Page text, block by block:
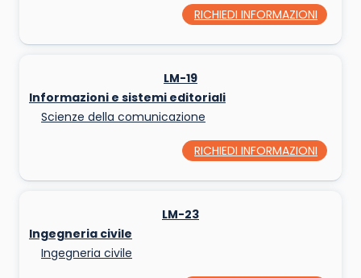
RICHIEDI INFORMAZIONI
LM-19
Informazioni e sistemi editoriali
Scienze della comunicazione
RICHIEDI INFORMAZIONI
LM-23
Ingegneria civile
Ingegneria civile